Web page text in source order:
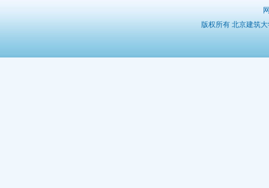
版权所有 北京建筑